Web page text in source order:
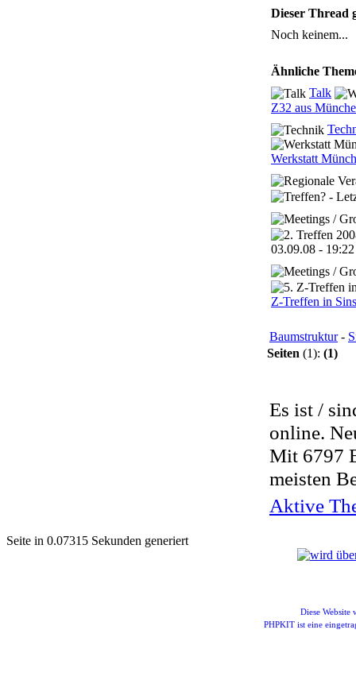
Dieser Thread
Noch keinem...
Ähnliche
Talk
Z32 aus
Werkstatt
03.09.08 - 19:22
Z-Treffen in
Baumstruktur-
Seiten (1): (1)
Es ist /
online.
Mit 6797
meisten
Aktive
Seite in 0.07315 Sekunden generiert
Diese Website
PHPKIT ist eine